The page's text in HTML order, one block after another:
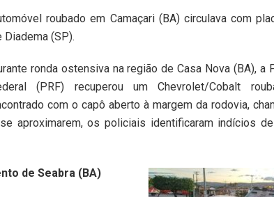
roubado em Camaçari (BA) circulava com
Diadema (SP).
ronda ostensiva na região de Casa Nova (BA), a
(PRF) recuperou um Chevrolet/Cobalt
com o capô aberto à margem da rodovia,
aproximarem, os policiais identificaram indícios
de Seabra (BA)